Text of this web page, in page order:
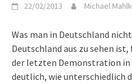
22/02/2013 Michael
Was man in Deutschland
Deutschland aus zu sehen
der letzten Demonstration in
deutlich, wie unterschiedlich